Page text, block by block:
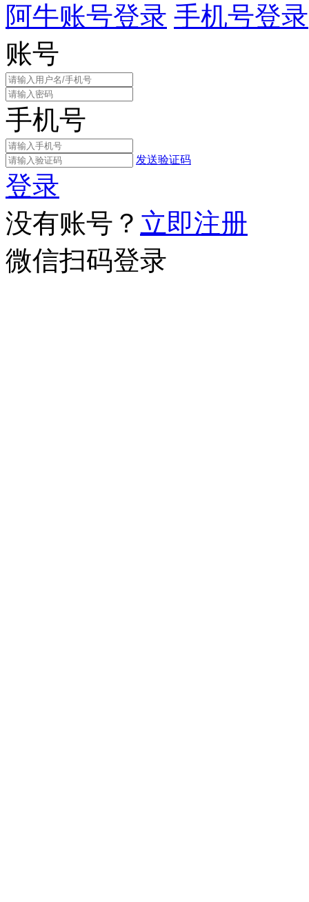
阿牛账号登录 手机号登录
账号
手机号
发送验证码
登录
没有账号？ 立即注册
微信扫码登录